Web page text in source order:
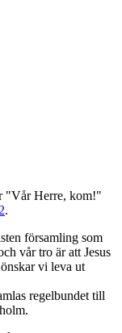
"Vår Herre, kom!"
.
församling som
vår tro är att Jesus
vi leva ut
regelbundet till